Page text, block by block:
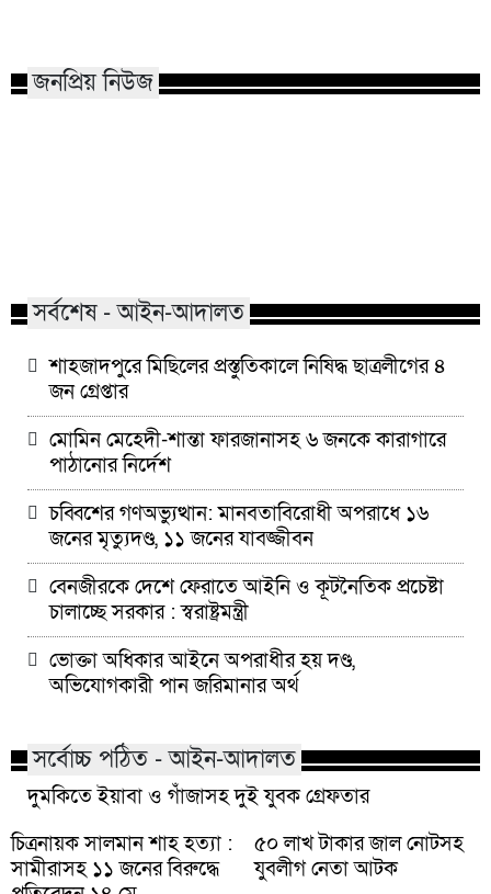
জনপ্রিয় নিউজ
সর্বশেষ - আইন-আদালত
শাহজাদপুরে মিছিলের প্রস্তুতিকালে নিষিদ্ধ ছাত্রলীগের ৪
জন গ্রেপ্তার
মোমিন মেহেদী-শান্তা ফারজানাসহ ৬ জনকে কারাগারে
পাঠানোর নির্দেশ
চব্বিশের গণঅভ্যুত্থান: মানবতাবিরোধী অপরাধে ১৬
জনের মৃত্যুদণ্ড, ১১ জনের যাবজ্জীবন
বেনজীরকে দেশে ফেরাতে আইনি ও কূটনৈতিক প্রচেষ্টা
চালাচ্ছে সরকার : স্বরাষ্ট্রমন্ত্রী
ভোক্তা অধিকার আইনে অপরাধীর হয় দণ্ড,
অভিযোগকারী পান জরিমানার অর্থ
সর্বোচ্চ পঠিত - আইন-আদালত
দুমকিতে ইয়াবা ও গাঁজাসহ দুই যুবক গ্রেফতার
চিত্রনায়ক সালমান শাহ হত্যা :
সামীরাসহ ১১ জনের বিরুদ্ধে
৫০ লাখ টাকার জাল নোটসহ
যুবলীগ নেতা আটক